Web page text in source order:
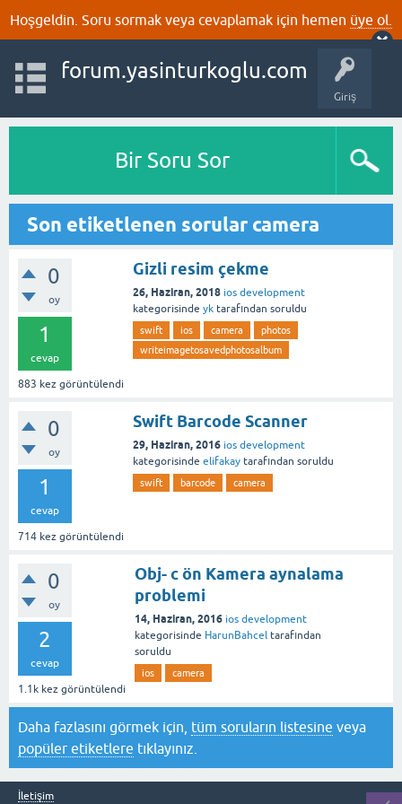
Hoşgeldin. Soru sormak veya cevaplamak için hemen üye ol.
Giriş
forum.yasinturkoglu.com
Bir Soru Sor
Son etiketlenen sorular camera
0
oy
1
cevap
883 kez görüntülendi
Gizli resim çekme
26, Haziran, 2018 ios development
kategorisinde yk tarafından soruldu
swift ios camera
photos
writeimagetosavedphotosalbum
0
oy
1
cevap
714 kez görüntülendi
Swift Barcode Scanner
29, Haziran, 2016 ios development
kategorisinde elifakay tarafından soruldu
swift barcode camera
0
oy
2
cevap
1.1k kez görüntülendi
Obj- c ön Kamera aynalama
problemi
14, Haziran, 2016 ios development
kategorisinde HarunBahcel tarafından
soruldu
ios camera
Daha fazlasını görmek için, tüm soruların listesine veya
popüler etiketlere tıklayınız.
İletişim